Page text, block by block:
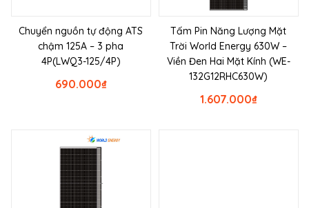
Chuyển nguồn tự động ATS
chậm 125A – 3 pha
4P(LWQ3-125/4P)
₫
690.000
Tấm Pin Năng Lượng Mặt
Trời World Energy 630W –
Viền Đen Hai Mặt Kính (WE-
132G12RHC630W)
₫
1.607.000